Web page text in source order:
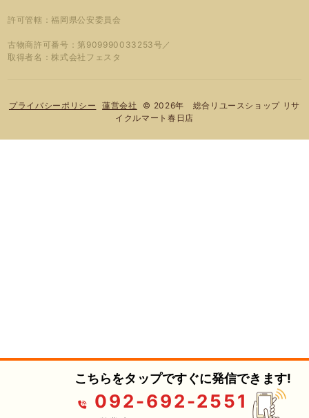
許可管轄：福岡県公安委員会
古物商許可番号：第909990033253号／
取得者名：株式会社フェスタ
プライバシーポリシー 蓮営会社
© 2026年 総合リユースショップ リサ
イクルマート春日店
こちらをタップですぐに発信できます!
092-692-2551